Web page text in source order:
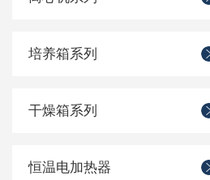
培养箱系列
干燥箱系列
恒温电加热器